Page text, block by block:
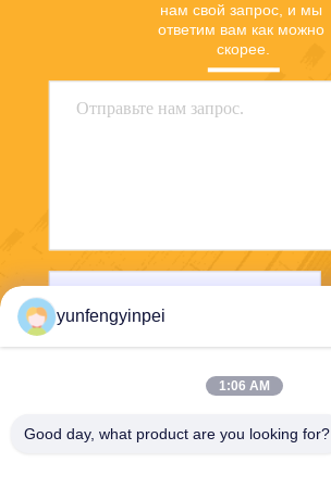
нам свой запрос, и мы
ответим вам как можно
скорее.
yunfengyinpei
1:06 AM
Good day, what product are you looking for?